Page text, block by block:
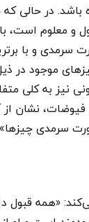
در حالی که
است،
سرمدی و با
موجود در
نیز به کلی
نشان از
سرمدی
«همه قبول